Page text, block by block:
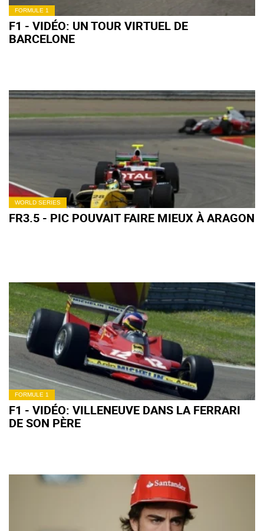
FORMULE 1
F1 - VIDÉO: UN TOUR VIRTUEL DE
BARCELONE
WORLD SERIES
FR3.5 - PIC POUVAIT FAIRE MIEUX À ARAGON
FORMULE 1
F1 - VIDÉO: VILLENEUVE DANS LA FERRARI
DE SON PÈRE